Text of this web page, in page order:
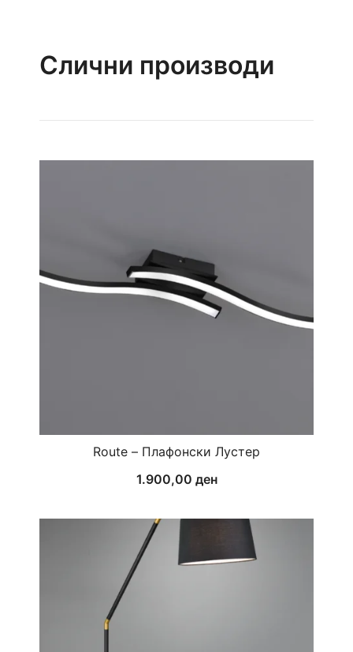
Слични производи
Route – Плафонски Лустер
1.900,00 ден